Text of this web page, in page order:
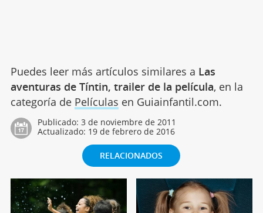
Puedes leer más artículos similares a Las
aventuras de Tíntin, trailer de la película, en la
categoría de Películas en Guiainfantil.com.
Publicado: 3 de noviembre de 2011
Actualizado: 19 de febrero de 2016
RELACIONADOS